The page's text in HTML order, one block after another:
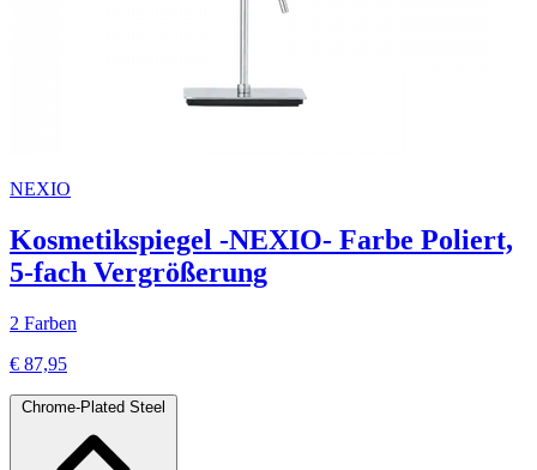
NEXIO
Kosmetikspiegel -NEXIO- Farbe Poliert,
5-fach Vergrößerung
2 Farben
€ 87,95
Chrome-Plated Steel